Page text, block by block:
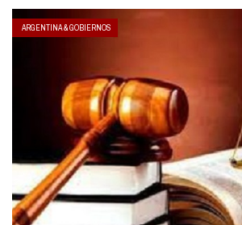
ARGENTINA & GOBIERNOS